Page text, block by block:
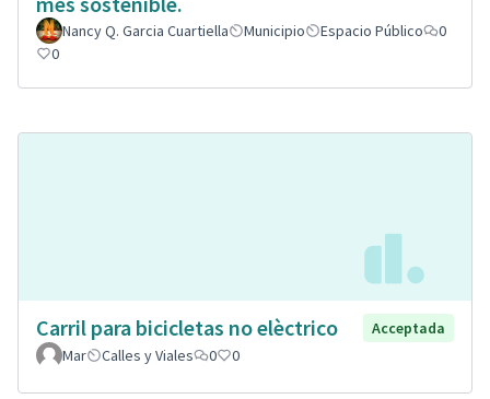
Nancy Q. Garcia Cuartiella Municipio Espacio Público
0
0
Carril para bicicletas no elèctrico
Acceptada
Mar
Calles y Viales 0 0